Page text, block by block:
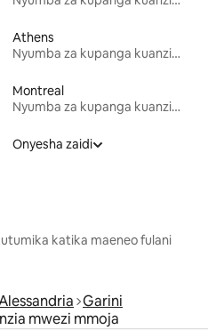
Athens
Nyumba za kupanga kuanzia mwezi mmoja
Montreal
Nyumba za kupanga kuanzia mwezi mmoja
Onyesha zaidi
katika maeneo fulani
Garini
mwezi mmoja